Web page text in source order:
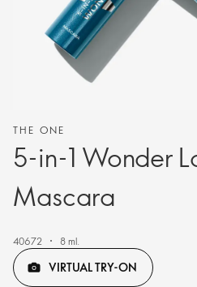
THE ONE
5-in-1 Wonder
Mascara
40672 8 ml.
VIRTUAL TRY-ON